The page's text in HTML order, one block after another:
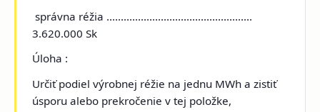
správna réžia ...................................................
3.620.000 Sk
Úloha :
Určiť podiel výrobnej réžie na jednu MWh a zistiť
úsporu alebo prekročenie v tej položke,